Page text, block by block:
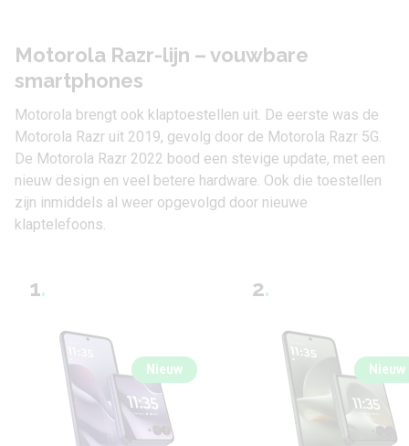
Motorola Razr-lijn – vouwbare
smartphones
Motorola brengt ook klaptoestellen uit. De eerste was de
Motorola Razr uit 2019, gevolg door de Motorola Razr 5G.
De Motorola Razr 2022 bood een stevige update, met een
nieuw design en veel betere hardware. Ook die toestellen
zijn inmiddels al weer opgevolgd door nieuwe
klaptelefoons.
1.
Nieuw
2.
Nieuw